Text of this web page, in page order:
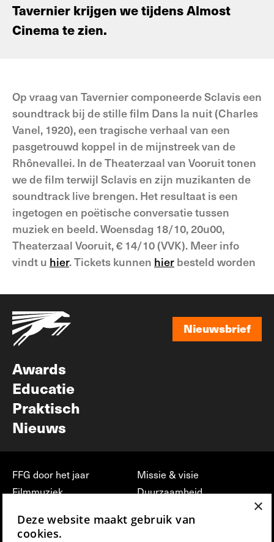
Tavernier krijgen we tijdens Almost
Cinema te zien.
Op vraag van Tavernier componeerde Sclavis een
soundtrack bij de stille film Dans la nuit (Charles
Vanel, 1920), een tragische verhaal van een
pasgetrouwd koppel in de mijnstreek van de
Rhônevallei. In de Theaterzaal van Vooruit tonen
we de film terwijl Sclavis en zijn muzikanten de
soundtrack live brengen. Het resultaat is een
ingetogen en poëtische conversatie tussen
muziek en beeld. Woensdag 18/10, 20u00,
Theaterzaal Vooruit, € 14/10 (VVK). Meer info
vindt u hier. Tickets kunnen hier besteld worden
Nieuwsbrief
Awards
Educatie
Praktisch
Nieuws
FFG door het jaar
Filmmuziek
Press & Industry
Missie & visie
Duurzaamheid
vrijwilligerswerk bij FFG
×
Deze website maakt gebruik van
cookies.